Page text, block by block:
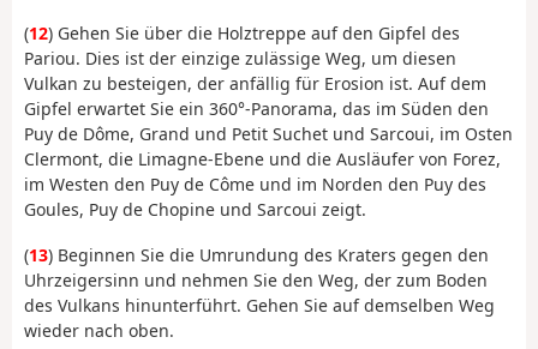
(12) Gehen Sie über die Holztreppe auf den Gipfel des
Pariou. Dies ist der einzige zulässige Weg, um diesen
Vulkan zu besteigen, der anfällig für Erosion ist. Auf dem
Gipfel erwartet Sie ein 360°-Panorama, das im Süden den
Puy de Dôme, Grand und Petit Suchet und Sarcoui, im Osten
Clermont, die Limagne-Ebene und die Ausläufer von Forez,
im Westen den Puy de Côme und im Norden den Puy des
Goules, Puy de Chopine und Sarcoui zeigt.
(13) Beginnen Sie die Umrundung des Kraters gegen den
Uhrzeigersinn und nehmen Sie den Weg, der zum Boden
des Vulkans hinunterführt. Gehen Sie auf demselben Weg
wieder nach oben.